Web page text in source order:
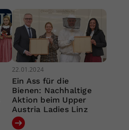
22.01.2024
Ein Ass für die
Bienen: Nachhaltige
Aktion beim Upper
Austria Ladies Linz